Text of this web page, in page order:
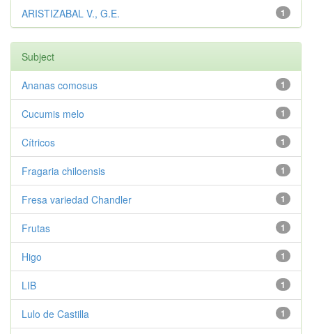
1
ARISTIZABAL V., G.E.
Subject
1
Ananas comosus
1
Cucumis melo
1
Cítricos
1
Fragaria chiloensis
1
Fresa variedad Chandler
1
Frutas
1
Higo
1
LIB
1
Lulo de Castilla